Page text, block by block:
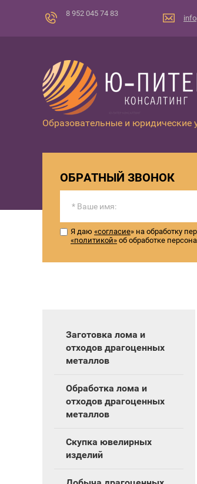
8 952 045 74 83
Образовательные и юридические
ОБРАТНЫЙ ЗВОНОК
Я даю «согласие» на обработку
«политикой» об обработке
Заготовка лома и
отходов драгоценных
металлов
Обработка лома и
отходов драгоценных
металлов
Скупка ювелирных
изделий